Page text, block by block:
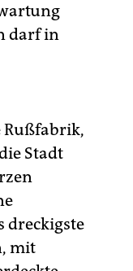
darf in
Rußfabrik,
Stadt
dreckigste
mit